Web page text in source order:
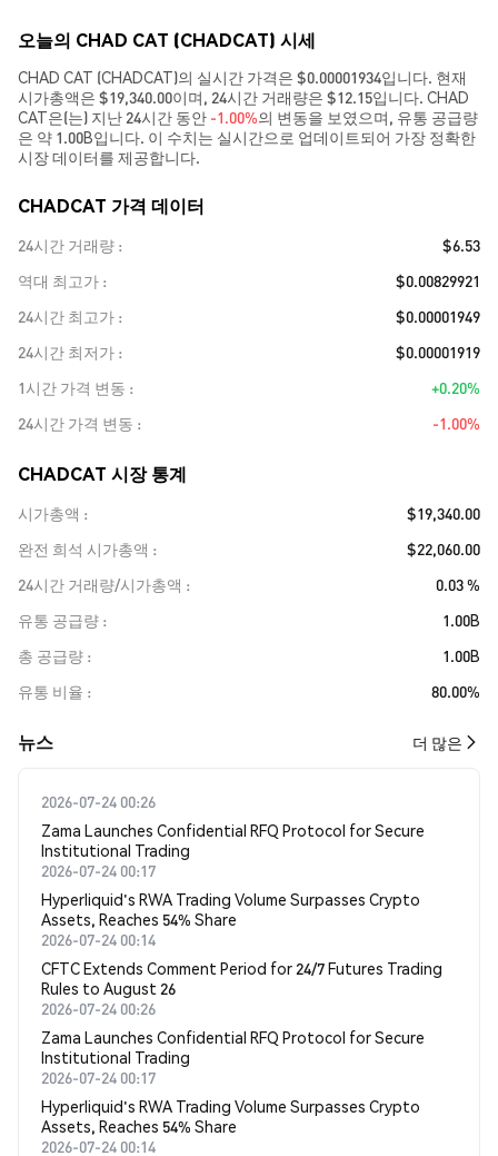
오늘의 CHAD CAT (CHADCAT) 시세
CHAD CAT (CHADCAT)의 실시간 가격은 $0.00001934입니다. 현재
시가총액은 $19,340.00이며, 24시간 거래량은 $12.15입니다. CHAD
CAT은(는) 지난 24시간 동안 -1.00%의 변동을 보였으며, 유통 공급량
은 약 1.00B입니다. 이 수치는 실시간으로 업데이트되어 가장 정확한
시장 데이터를 제공합니다.
CHADCAT 가격 데이터
24시간 거래량
$6.53
역대 최고가
$0.00829921
24시간 최고가
$0.00001949
24시간 최저가
$0.00001919
1시간 가격 변동
+0.20%
24시간 가격 변동
-1.00%
CHADCAT 시장 통계
시가총액
$19,340.00
완전 희석 시가총액
$22,060.00
24시간 거래량/시가총액
0.03 %
유통 공급량
1.00B
총 공급량
1.00B
유통 비율
80.00%
뉴스 더 많은
2026-07-24 00:26
Zama Launches Confidential RFQ Protocol for Secure
Institutional Trading
2026-07-24 00:17
Hyperliquid's RWA Trading Volume Surpasses Crypto
Assets, Reaches 54% Share
2026-07-24 00:14
CFTC Extends Comment Period for 24/7 Futures Trading
Rules to August 26
2026-07-24 00:26
Zama Launches Confidential RFQ Protocol for Secure
Institutional Trading
2026-07-24 00:17
Hyperliquid's RWA Trading Volume Surpasses Crypto
Assets, Reaches 54% Share
2026-07-24 00:14